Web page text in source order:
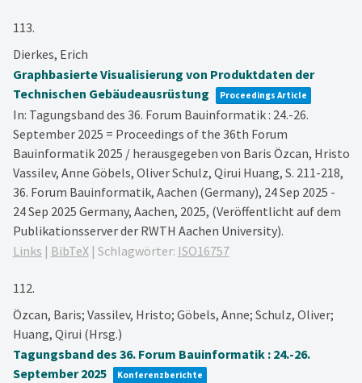
113.
Dierkes, Erich
Graphbasierte Visualisierung von Produktdaten der
Technischen Gebäudeausrüstung
Proceedings Article
In: Tagungsband des 36. Forum Bauinformatik : 24.-26.
September 2025 = Proceedings of the 36th Forum
Bauinformatik 2025 / herausgegeben von Baris Özcan, Hristo
Vassilev, Anne Göbels, Oliver Schulz, Qirui Huang, S. 211-218,
36. Forum Bauinformatik, Aachen (Germany), 24 Sep 2025 -
24 Sep 2025 Germany, Aachen, 2025, (Veröffentlicht auf dem
Publikationsserver der RWTH Aachen University).
Links | BibTeX| Schlagwörter: ISO16757
112.
Özcan, Baris; Vassilev, Hristo; Göbels, Anne; Schulz, Oliver;
Huang, Qirui (Hrsg.)
Tagungsband des 36. Forum Bauinformatik : 24.-26.
September 2025
Konferenzberichte